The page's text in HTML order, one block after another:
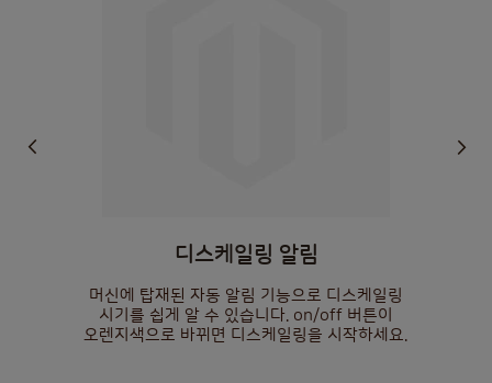
디스케일링 알림
머신에 탑재된 자동 알림 기능으로 디스케일링
시기를 쉽게 알 수 있습니다. on/off 버튼이
오렌지색으로 바뀌면 디스케일링을 시작하세요.